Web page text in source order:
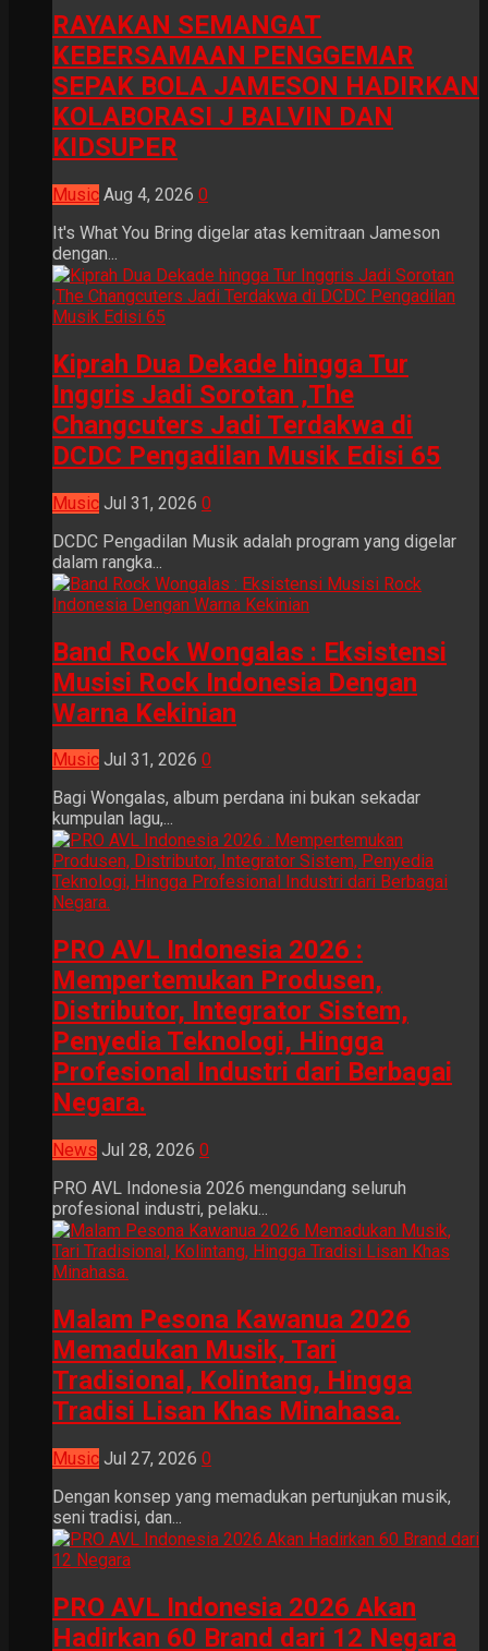
RAYAKAN SEMANGAT
KEBERSAMAAN PENGGEMAR
SEPAK BOLA JAMESON HADIRKAN
KOLABORASI J BALVIN DAN
KIDSUPER
Music Aug 4, 2026 0
It's What You Bring digelar atas kemitraan Jameson
dengan...
Kiprah Dua Dekade hingga Tur
Inggris Jadi Sorotan ,The
Changcuters Jadi Terdakwa di
DCDC Pengadilan Musik Edisi 65
Music Jul 31, 2026 0
DCDC Pengadilan Musik adalah program yang digelar
dalam rangka...
Band Rock Wongalas : Eksistensi
Musisi Rock Indonesia Dengan
Warna Kekinian
Music Jul 31, 2026 0
Bagi Wongalas, album perdana ini bukan sekadar
kumpulan lagu,...
PRO AVL Indonesia 2026 :
Mempertemukan Produsen,
Distributor, Integrator Sistem,
Penyedia Teknologi, Hingga
Profesional Industri dari Berbagai
Negara.
News Jul 28, 2026 0
PRO AVL Indonesia 2026 mengundang seluruh
profesional industri, pelaku...
Malam Pesona Kawanua 2026
Memadukan Musik, Tari
Tradisional, Kolintang, Hingga
Tradisi Lisan Khas Minahasa.
Music Jul 27, 2026 0
Dengan konsep yang memadukan pertunjukan musik,
seni tradisi, dan...
PRO AVL Indonesia 2026 Akan
Hadirkan 60 Brand dari 12 Negara